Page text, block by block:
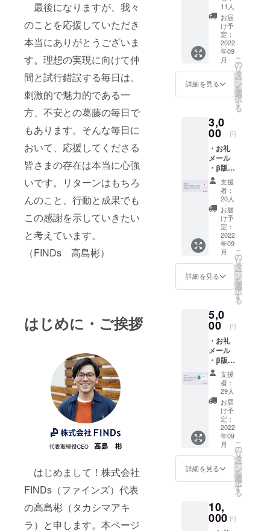
最後になりますが、我々
のことを応援していただき
本当にありがとうございま
す。理想の実現に向けて仲
間と試行錯誤する毎日は、
刺激的で魅力的である一
方、不安との葛藤の毎日で
もあります。そんな毎日に
おいて、応援してくださる
皆さまの存在は本当に心強
いです。リターンはもちろ
んのこと、行動と成果でも
この感謝を示していきたい
と考えています。
（FINDs 高島彬）
はじめに・ご挨拶
はじめまして！株式会社
FINDs（ファインズ）代表
の高島彬（タカシマアキ
ラ）と申します。本ページ
版）へ
のご招
11人
お届
け予
定：
2022
年09
月
詳細を見る
こ
の
リ
タ
ー
ン
を
選
択
す
る
3,0
00 円
・お礼
メール
・β版ア
プリ
（iOS
版）へ
のご招
待 ・立
上げク
レジッ
支援
者：
20人
お届
け予
定：
2022
年09
月
詳細を見る
こ
の
リ
タ
ー
ン
を
選
択
す
る
5,0
00 円
・お礼
メール
・β版ア
プリ
（iOS
版）へ
のご招
待 ・立
上げク
レジッ
（小）
・プラ
イオリ
ティパ
ス
支援
者：
29人
お届
け予
定：
2022
年09
月
詳細を見る
こ
の
リ
タ
ー
ン
を
選
択
す
る
10,
000 円